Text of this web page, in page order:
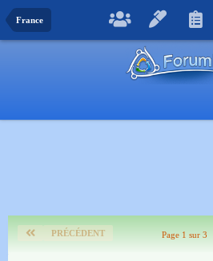
France
PRÉCÉDENT Page 1 sur 3